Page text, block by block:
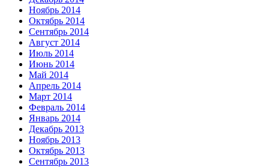
Ноябрь 2014
Октябрь 2014
Сентябрь 2014
Август 2014
Июль 2014
Июнь 2014
Май 2014
Апрель 2014
Март 2014
Февраль 2014
Январь 2014
Декабрь 2013
Ноябрь 2013
Октябрь 2013
Сентябрь 2013